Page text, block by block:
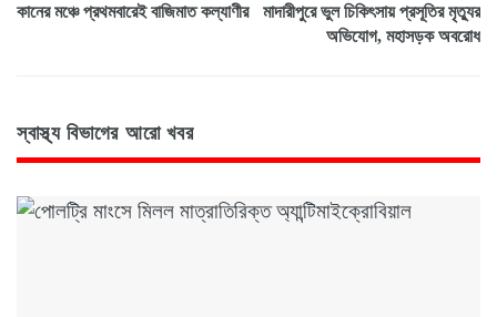
কানের মঞ্চে প্রথমবারেই বাজিমাত কল্যাণীর
মাদারীপুরে ভুল চিকিৎসায় প্রসূতির মৃত্যুর
অভিযোগ, মহাসড়ক অবরোধ
স্বাস্থ্য বিভাগের আরো খবর